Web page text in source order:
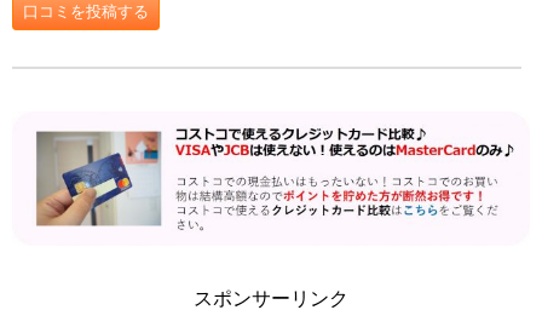
口コミを投稿する
スポンサーリンク